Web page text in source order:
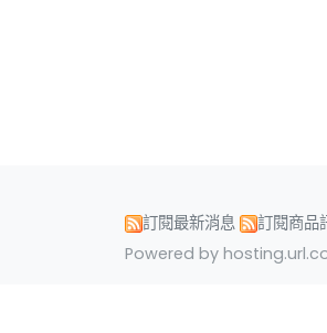
訂閱最新消息
訂閱商品
Powered by